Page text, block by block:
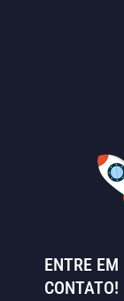
ENTRE EM
CONTATO!